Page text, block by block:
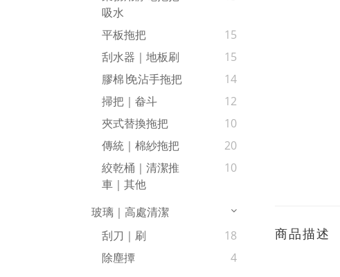
吸水
平板拖把
15
刮水器｜地板刷
15
膠棉∣免沾手拖把
14
掃把｜畚斗
12
夾式替換拖把
10
傳統｜棉紗拖把
20
絞乾桶｜清潔推
車｜其他
10
玻璃｜高處清潔
刮刀｜刷
18
除塵撢
4
商品描述